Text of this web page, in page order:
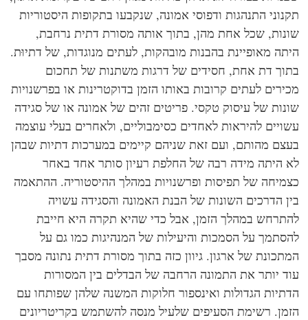
התנהגות ודפוסי אמונה, שנקבעו בתקופות היסטוריות
שכל אחת מהן, בתוך אותה מסורת דתית נרחבת,
מאופיינת בהבנות מובהקות, לעתים מנוגדות, של דתיוּת.
דת אחת, חסידים של דרגות משתנות של תחכום
לעתים קרובות באותו הזמן בדוקטרינות או בפרשנויות
של עיסוק טקסי. פריטים זהים של אמונה או של סגידה
להיראות לאחדים כסימבוליים, ולאחרים בעלי עוצמה
מהותם, ועם זאת שניהם קיימים במערכות דתיות שבהן
היתה מידה רבה של החלפת רעיון סותר אחד באחר
של תפיסות ופרשנויות במהלך ההיסטוריה. ההתאמה
הדרכים השונות של הבנת האמונה והסגידה עשויה
במהלך הזמן, אבל כדי שהיא תקרה היא חייבת
על הסמכות והיעילות של המנהיגות כמו גם על
של ארגון. גיוון כזה בתוך מסורת דתית נתונה מסבך
יותר את התמונה הרחבה של הבדלים בין המסורות
הגדולות ואינספור חלוקות המשנה שלהן שפותחו עם
רשימת הסעיפים שלעיל מנסה להשתמש בקריטריונים